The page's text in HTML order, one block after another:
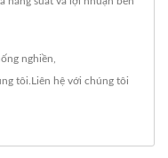
nghiền
tôi. Liên hệ với chúng tôi